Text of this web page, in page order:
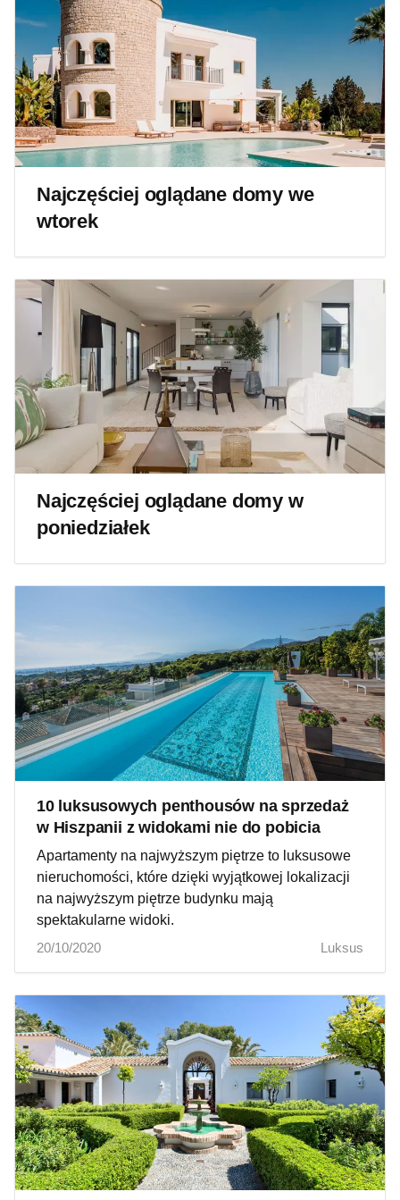
Najczęściej oglądane domy we
wtorek
Najczęściej oglądane domy w
poniedziałek
10 luksusowych penthousów na sprzedaż
w Hiszpanii z widokami nie do pobicia
Apartamenty na najwyższym piętrze to luksusowe
nieruchomości, które dzięki wyjątkowej lokalizacji
na najwyższym piętrze budynku mają
spektakularne widoki.
20/10/2020
Luksus